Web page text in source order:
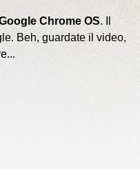
Chrome OS. Il
Beh, guardate il video,